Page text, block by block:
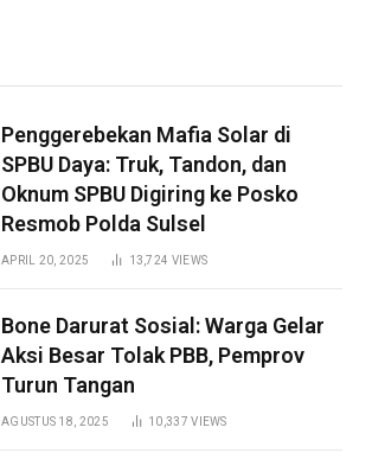
Penggerebekan Mafia Solar di
SPBU Daya: Truk, Tandon, dan
Oknum SPBU Digiring ke Posko
Resmob Polda Sulsel
APRIL 20, 2025 13,724 VIEWS
Bone Darurat Sosial: Warga Gelar
Aksi Besar Tolak PBB, Pemprov
Turun Tangan
AGUSTUS 18, 2025 10,337VIEWS